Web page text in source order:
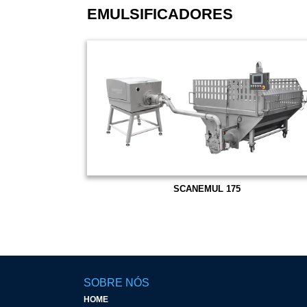
EMULSIFICADORES
SCANEMUL 175
SOBRE NÓS
HOME